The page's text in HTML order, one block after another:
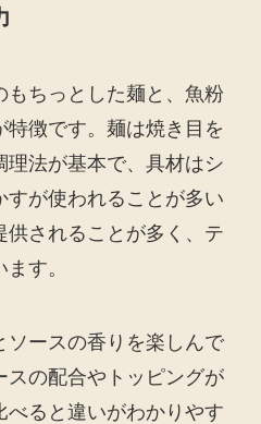
ちっとした麺と、魚粉
徴です。麺は焼き目を
法が基本で、具材はシ
すが使われることが多い
供されることが多く、テ
す。
ソースの香りを楽しんで
スの配合やトッピングが
ると違いがわかりやす